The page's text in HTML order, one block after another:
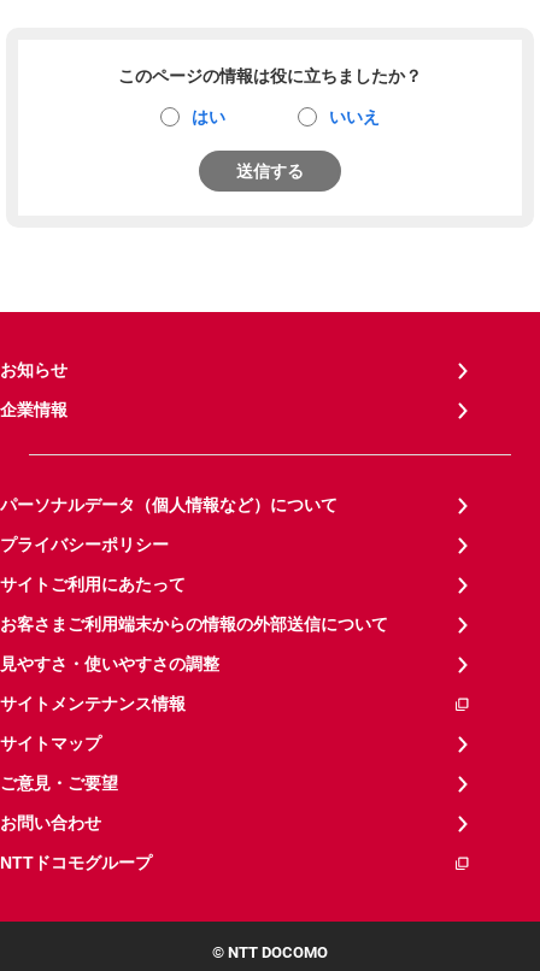
このページの情報は役に立ちましたか？
はい いいえ
送信する
お知らせ
企業情報
パーソナルデータ（個人情報など）について
プライバシーポリシー
サイトご利用にあたって
お客さまご利用端末からの情報の外部送信について
見やすさ・使いやすさの調整
サイトメンテナンス情報
サイトマップ
ご意見・ご要望
お問い合わせ
NTTドコモグループ
© NTT DOCOMO